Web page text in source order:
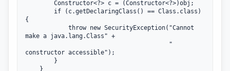
{
make a java.lang.Class" +
constructor accessible");